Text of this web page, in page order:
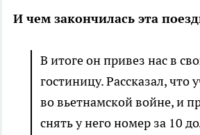
И чем закончилась эта
В итоге он привез нас в
гостиницу. Рассказал, что
во вьетнамской войне, и
снять у него номер за 10